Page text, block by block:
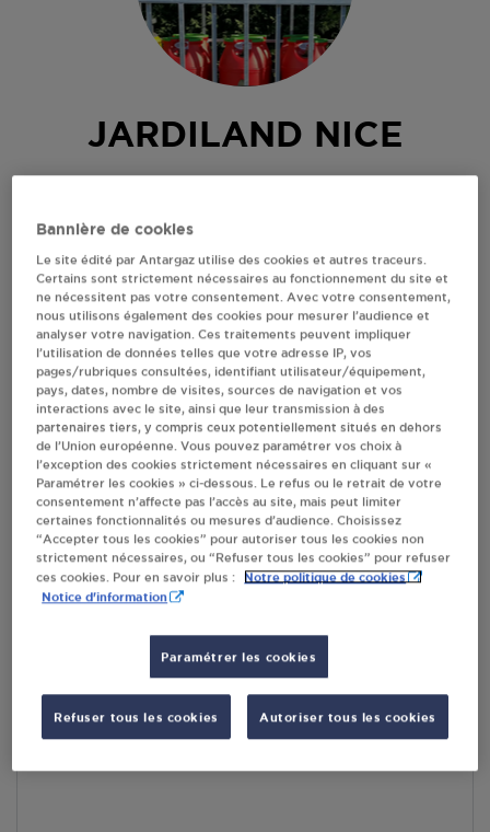
JARDILAND NICE
S'Y RENDRE
AFFICHER LE TÉLÉPHONE
RECEVOIR LES COORDONNÉES DU REVENDEUR
En cliquant sur « S’y rendre », j’autorise le traitement
d’informations (dont mon adresse IP) et leur transfert hors UE
par Google Maps afin d’afficher la carte.
En savoir plus
Accès
Bannière de cookies
Le site édité par Antargaz utilise des cookies et autres traceurs.
Certains sont strictement nécessaires au fonctionnement du site et
ne nécessitent pas votre consentement. Avec votre consentement,
nous utilisons également des cookies pour mesurer l’audience et
analyser votre navigation. Ces traitements peuvent impliquer
l’utilisation de données telles que votre adresse IP, vos
pages/rubriques consultées, identifiant utilisateur/équipement,
pays, dates, nombre de visites, sources de navigation et vos
interactions avec le site, ainsi que leur transmission à des
partenaires tiers, y compris ceux potentiellement situés en dehors
de l’Union européenne. Vous pouvez paramétrer vos choix à
l’exception des cookies strictement nécessaires en cliquant sur «
Paramétrer les cookies » ci-dessous. Le refus ou le retrait de votre
consentement n’affecte pas l’accès au site, mais peut limiter
certaines fonctionnalités ou mesures d’audience. Choisissez
“Accepter tous les cookies” pour autoriser tous les cookies non
strictement nécessaires, ou “Refuser tous les cookies” pour refuser
ces cookies. Pour en savoir plus :
Notre politique de cookies
Notice d'information
Paramétrer les cookies
Refuser tous les cookies Autoriser tous les cookies